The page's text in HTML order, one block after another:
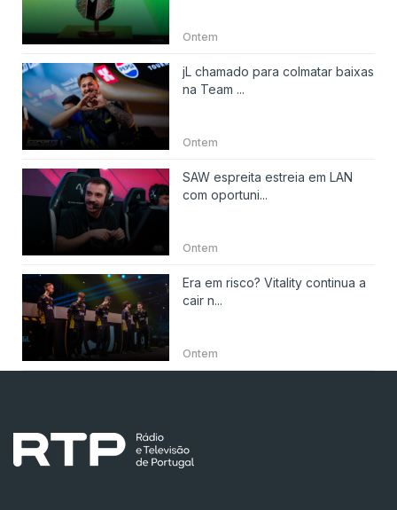
Ontem
jL chamado para colmatar baixas
na Team ...
Ontem
SAW espreita estreia em LAN
com oportuni...
Ontem
Era em risco? Vitality continua a
cair n...
Ontem